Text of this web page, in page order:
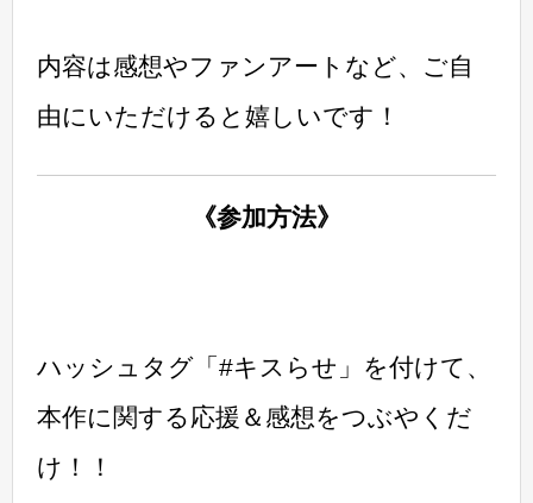
内容は感想やファンアートなど、ご自
由にいただけると嬉しいです！
《参加方法》
ハッシュタグ「#キスらせ」を付けて、
本作に関する応援＆感想をつぶやくだ
け！！